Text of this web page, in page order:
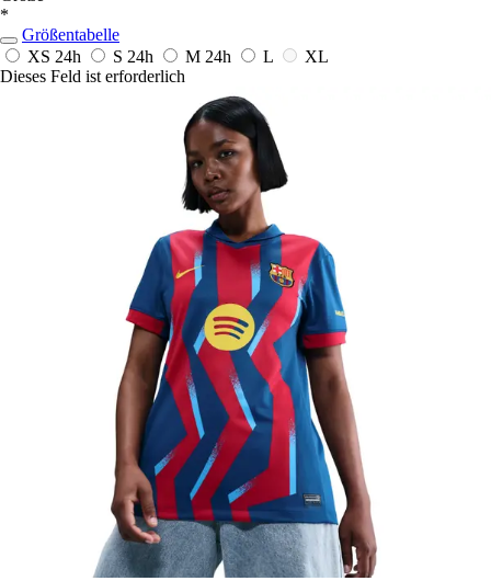
*
Größentabelle
XS 24h S 24h M 24h L
XL
Dieses Feld ist erforderlich